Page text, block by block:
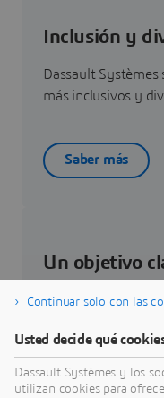
Inclusión y
Dassault
más inclusivos y
Saber más
Un objetivo
La innovación es
Saber más
Continuar solo con las
Usted decide qué
Dassault Systèmes y los
utilizan cookies para